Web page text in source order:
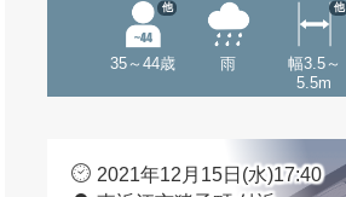
35～44歳
他
雨
幅3.5～
5.5m
他
2021年12月15日(水)17:40